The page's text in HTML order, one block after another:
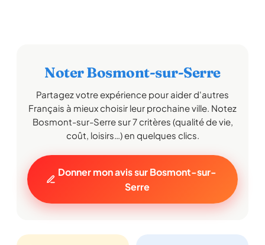
Noter Bosmont-sur-Serre
Partagez votre expérience pour aider d'autres
Français à mieux choisir leur prochaine ville. Notez
Bosmont-sur-Serre sur 7 critères (qualité de vie,
coût, loisirs…) en quelques clics.
Donner mon avis sur Bosmont-sur-
Serre